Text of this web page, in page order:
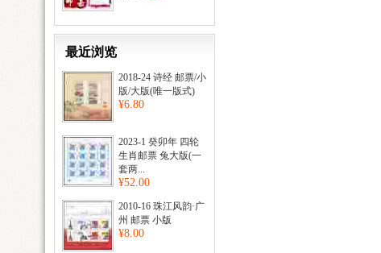
最近浏览
2018-24 诗经 邮票/小
版/大版(唯一版式)
¥6.80
2023-1 癸卯年 四轮
生肖邮票 兔大版(一
套两...
¥52.00
2010-16 珠江风韵·广
州 邮票 小版
¥8.00